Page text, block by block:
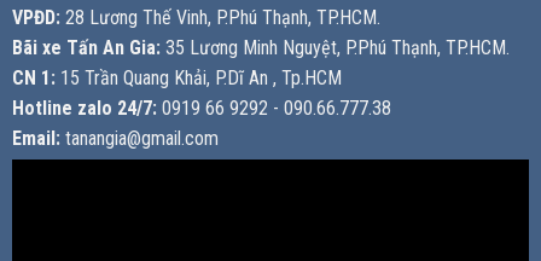
VPĐD: 28 Lương Thế Vinh, P.Phú Thạnh, TP.HCM.
Bãi xe Tấn An Gia: 35 Lương Minh Nguyệt, P.Phú Thạnh, TP.HCM.
CN 1: 15 Trần Quang Khải, P.Dĩ An , Tp.HCM
Hotline zalo 24/7: 0919 66 9292 - 090.66.777.38
Email: tanangia@gmail.com